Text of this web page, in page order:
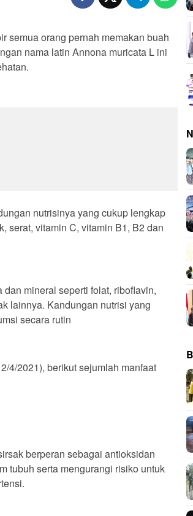
semua orang pernah memakan buah
nama latin Annona muricata L ini
nutrisinya yang cukup lengkap
serat, vitamin C, vitamin B1, B2 dan
mineral seperti folat, riboflavin,
lainnya. Kandungan nutrisi yang
secara rutin
4/2021), berikut sejumlah manfaat
berperan sebagai antioksidan
tubuh serta mengurangi risiko untuk